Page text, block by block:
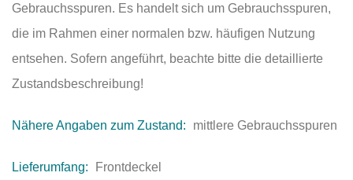
Gebrauchsspuren. Es handelt sich um Gebrauchsspuren,
die im Rahmen einer normalen bzw. häufigen Nutzung
entsehen. Sofern angeführt, beachte bitte die detaillierte
Zustandsbeschreibung!
Nähere Angaben zum Zustand: mittlere Gebrauchsspuren
Lieferumfang: Frontdeckel